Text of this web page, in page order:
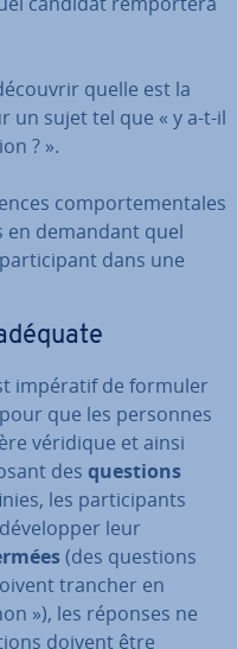
quelle est la
un sujet tel que « y a-t-il
? ».
com­por­te­men­tales
en demandant quel
dans une
impératif de formuler
que les personnes
véridique et ainsi
des questions
les par­ti­ci­pants
leur
(des questions
trancher en
»), les réponses ne
doivent être